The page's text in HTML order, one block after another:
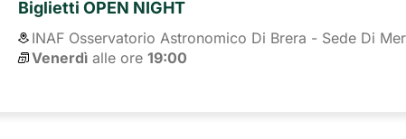
Biglietti OPEN NIGHT
INAF Osservatorio Astronomico Di Brera - Sede Di
Venerdì alle ore 19:00